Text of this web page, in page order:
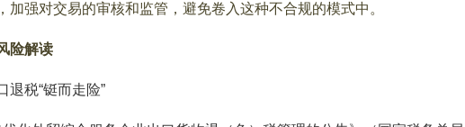
强对交易的审核和监管，避免卷入这种不合规的模式中。
险解读
退税“铤而走险”